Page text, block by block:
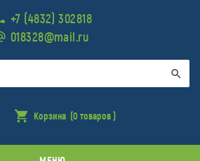
+7 (4832) 302818
018328@mail.ru
Корзина
товара
(0 товаров )